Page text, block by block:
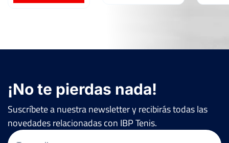
¡No te pierdas nada!
Suscríbete a nuestra newsletter y recibirás todas las
novedades relacionadas con IBP Tenis.
Email